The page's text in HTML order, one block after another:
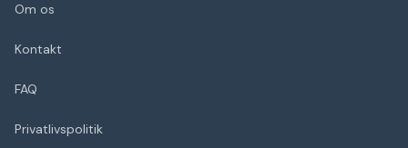
Om os
Kontakt
FAQ
Privatlivspolitik